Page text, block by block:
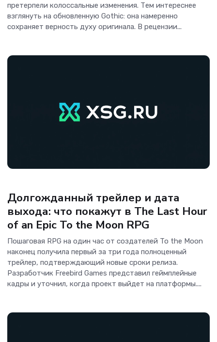
претерпели колоссальные изменения. Тем интереснее
взглянуть на обновленную Gothic: она намеренно
сохраняет верность духу оригинала. В рецензии...
Долгожданный трейлер и дата
выхода: что покажут в The Last Hour
of an Epic To the Moon RPG
Пошаговая RPG на один час от создателей To the Moon
наконец получила первый за три года полноценный
трейлер, подтверждающий новые сроки релиза.
Разработчик Freebird Games представил геймплейные
кадры и уточнил, когда проект выйдет на платформы....